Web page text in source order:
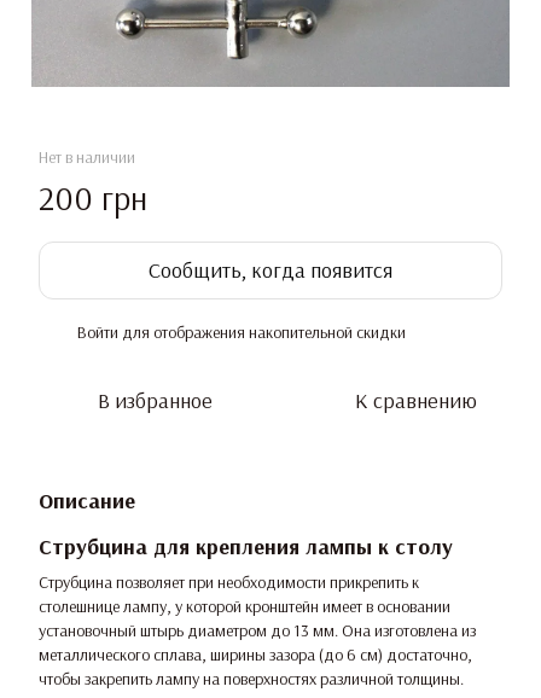
Нет в наличии
200 грн
Сообщить, когда появится
Войти для отображения накопительной скидки
В избранное К сравнению
Описание
Струбцина для крепления лампы к столу
Струбцина позволяет при необходимости прикрепить к
столешнице лампу, у которой кронштейн имеет в основании
установочный штырь диаметром до 13 мм. Она изготовлена из
металлического сплава, ширины зазора (до 6 см) достаточно,
чтобы закрепить лампу на поверхностях различной толщины.